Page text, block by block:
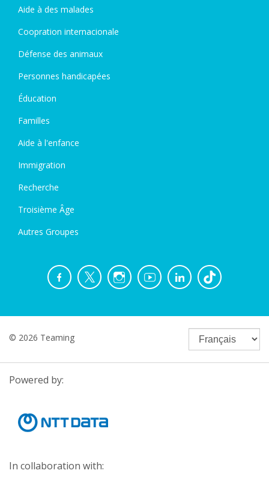
Aide à des malades
Coopration internacionale
Défense des animaux
Personnes handicapées
Éducation
Familles
Aide à l'enfance
Immigration
Recherche
Troisième Âge
Autres Groupes
© 2026 Teaming
Powered by:
In collaboration with: